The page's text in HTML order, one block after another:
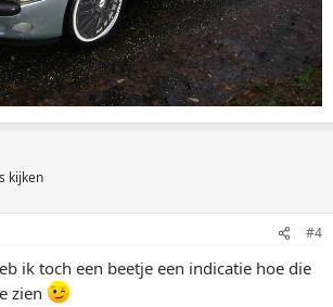
kijken
#4
ik toch een beetje een indicatie hoe die
zien